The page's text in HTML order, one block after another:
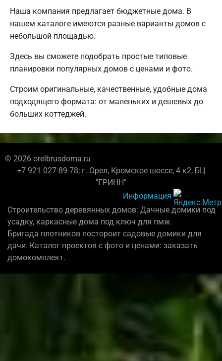
Наша компания предлагает бюджетные дома. В
нашем каталоге имеются разные варианты домов с
небольшой площадью.
Здесь вы сможете подобрать простые типовые
планировки популярных домов с ценами и фото.
Строим оригинальные, качественные, удобные дома
подходящего формата: от маленьких и дешевых до
больших коттеджей.
© 2026 orelbrusdoma.ru
+7 921 027-89-78; г. Орел, Кромское шоссе, 4 к2, БЦ
"ГРИНН"
Информация
Строительство деревянных домов: Дачные домики под
усадку, каркасные дома под ключ для пмж.
Бригада плотников постороит садовые домики для
дачи. Каталог проектов с фото и ценами: заказать
домокомплект.